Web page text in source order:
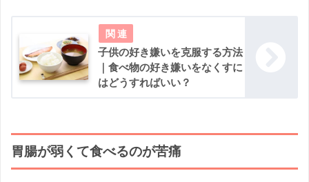
子供の好き嫌いを克服する方法
｜食べ物の好き嫌いをなくすに
はどうすればいい？
胃腸が弱くて食べるのが苦痛